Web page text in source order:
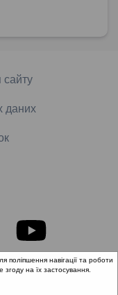
даних
Всі права
поліпшення навігації та роботи
на їх застосування.